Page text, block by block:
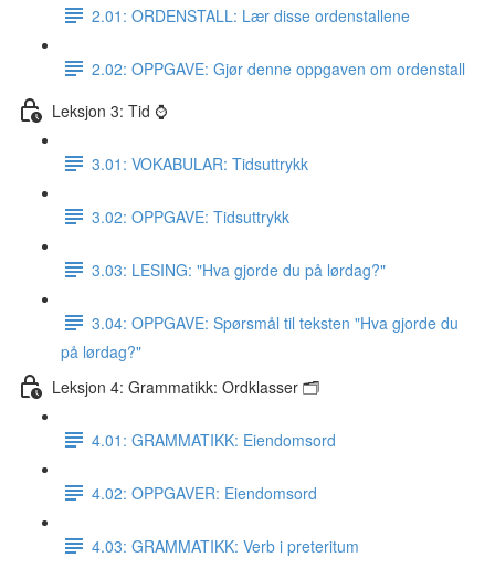
2.01: ORDENSTALL: Lær disse ordenstallene
2.02: OPPGAVE: Gjør denne oppgaven om ordenstall
Leksjon 3: Tid ⌚️
3.01: VOKABULAR: Tidsuttrykk
3.02: OPPGAVE: Tidsuttrykk
3.03: LESING: "Hva gjorde du på lørdag?"
3.04: OPPGAVE: Spørsmål til teksten "Hva gjorde du
på lørdag?"
Leksjon 4: Grammatikk: Ordklasser 🗂
4.01: GRAMMATIKK: Eiendomsord
4.02: OPPGAVER: Eiendomsord
4.03: GRAMMATIKK: Verb i preteritum